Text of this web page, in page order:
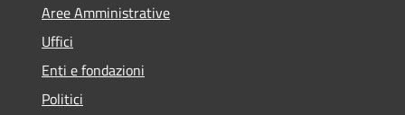
Aree Amministrative
Uffici
Enti e fondazioni
Politici